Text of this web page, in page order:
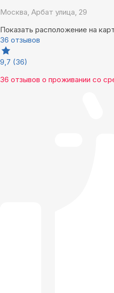
Москва, Арбат улица, 29
Показать расположение на
36 отзывов
9,7 (36)
36 отзывов о проживании со